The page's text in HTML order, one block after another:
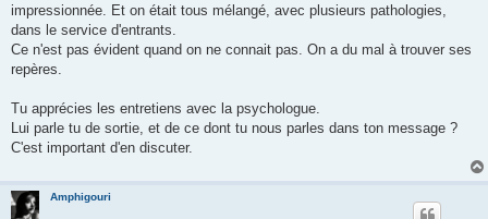
impressionnée. Et on était tous mélangé, avec plusieurs pathologies,
dans le service d'entrants.
Ce n'est pas évident quand on ne connait pas. On a du mal à trouver ses
repères.
Tu apprécies les entretiens avec la psychologue.
Lui parle tu de sortie, et de ce dont tu nous parles dans ton message ?
C'est important d'en discuter.
Amphigouri